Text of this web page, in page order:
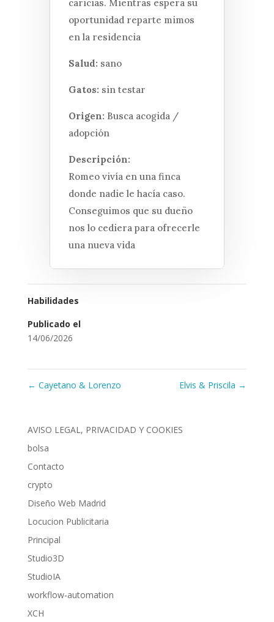
caricias. Mientras espera su
oportunidad reparte mimos
en la residencia
Salud: sano
Gatos: sin testar
Origen: Busca acogida /
adopción
Descripción:
Romeo vivía en una finca
donde nadie le hacía caso.
Conseguimos que su dueño
nos lo cediera para ofrecerle
una nueva vida
Habilidades
Publicado el
14/06/2026
← Cayetano & Lorenzo Elvis & Priscila →
AVISO LEGAL, PRIVACIDAD Y COOKIES
bolsa
Contacto
crypto
Diseño Web Madrid
Locucion Publicitaria
Principal
Studio3D
StudioIA
workflow-automation
XCH